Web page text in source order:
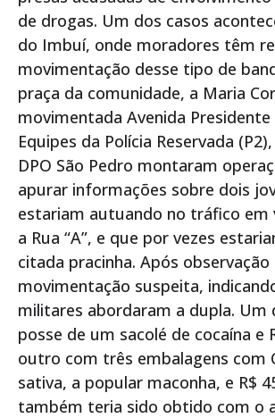
de drogas. Um dos casos
do Imbuí, onde moradores têm
movimentação desse tipo de
praça da comunidade, a Maria
movimentada Avenida Presidente
Equipes da Polícia Reservada
DPO São Pedro montaram
apurar informações sobre dois
estariam autuando no tráfico em
a Rua “A”, e que por vezes
citada pracinha. Após observação
movimentação suspeita,
militares abordaram a dupla. Um
posse de um sacolé de cocaína e
outro com três embalagens com
sativa, a popular maconha, e R$
também teria sido obtido com o